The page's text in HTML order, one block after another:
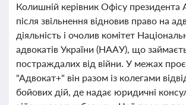
Колишній керівник Офісу президента
після звільнення відновив право на
діяльність і очолив комітет
адвокатів України (НААУ), що
постраждалих від війни. У межах
"Адвокат+" він разом із колегами
бойових дій, де надає юридичні